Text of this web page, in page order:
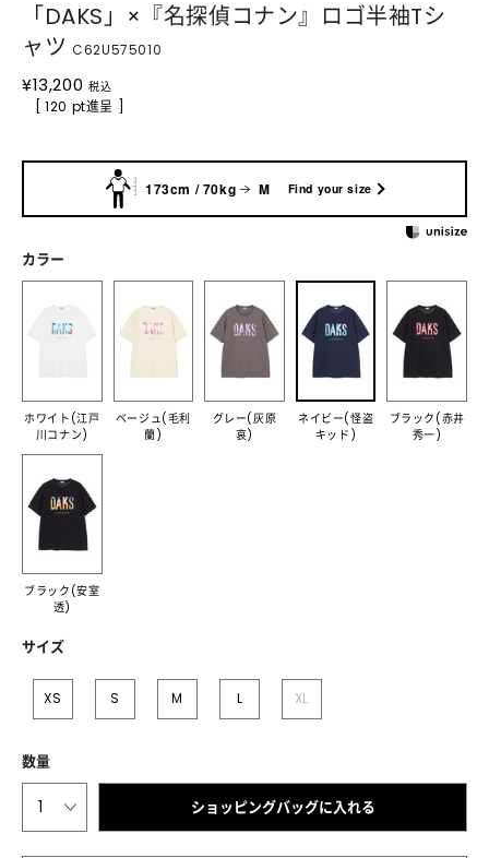
「DAKS」×『名探偵コナン』ロゴ半袖Tシ
ャツ C62U575010
¥13,200 税込
[ 120 pt進呈 ]
173cm / 70kg M Find your size
カラー
ホワイト(江戸
川コナン)
ベージュ(毛利
蘭)
グレー(灰原
哀)
ネイビー(怪盗
キッド)
ブラック(赤井
秀一)
ブラック(安室
透)
サイズ
XS S M L XL
数量
1 ショッピングバッグに入れる